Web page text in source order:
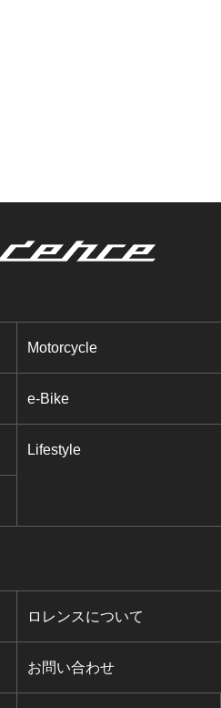
Motorcycle
e-Bike
Lifestyle
ロレンスについて
お問い合わせ